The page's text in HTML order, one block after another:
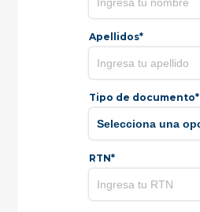
Apellidos*
Tipo de documento*
RTN*